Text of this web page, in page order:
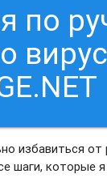
по
избавиться от
шаги, которые